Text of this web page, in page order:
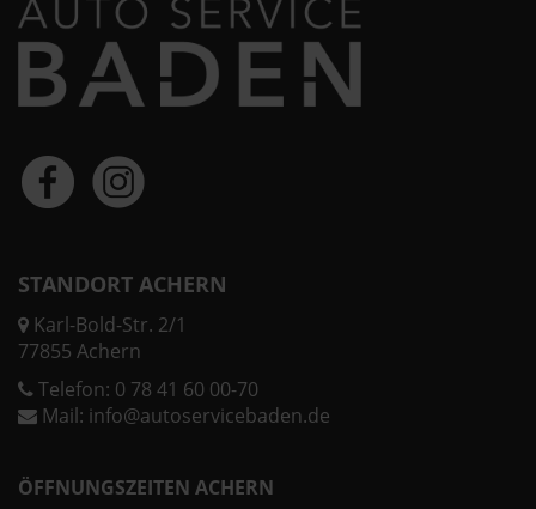
STANDORT ACHERN
Karl-Bold-Str. 2/1
77855 Achern
Telefon: 0 78 41 60 00-70
Mail: info@autoservicebaden.de
ÖFFNUNGSZEITEN ACHERN